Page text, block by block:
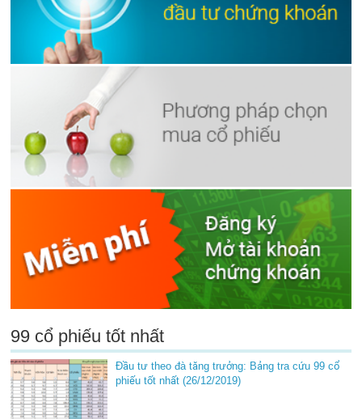
99 cổ phiếu tốt nhất
Đầu tư theo đà tăng trưởng: Bảng tra cứu 99 cổ
phiếu tốt nhất (26/12/2019)